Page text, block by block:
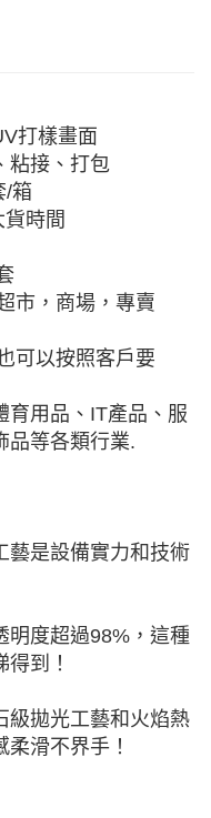
打樣畫面
粘接、打包
/箱
時間
市，商場，專賣
可以按照客戶要
育用品、IT產品、服
品等各類行業.
藝是設備實力和技術
明度超過98%，這種
到！
級拋光工藝和火焰熱
滑不界手！